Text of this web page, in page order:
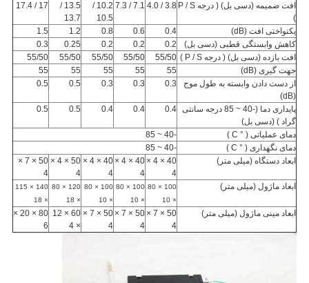
افت ضمیمه (دسی بل) ( درجه P / S
)
3.8 / 4.0
7.1 / 7.3
10.2 /
10.5
13.5 /
13.7
17 / 17.4
یکنواختی افت (dB) 0.4
0.6
0.8
1.2
1.5
کاهش وابستگی قطبی (دسی بل)
0.2
0.2
0.2
0.25
0.3
افت بازده (دسی بل) ( درجه P / S )
55/50
55/50
55/50
55/50
55/50
جهت گیری (dB)
55
55
55
55
55
از دست دادن وابسته به طول موج
(dB)
0.3
0.3
0.3
0.5
0.5
پایداری دما (-40 ~
85 درجه سانتی
گراد ) (دسی بل)
0.4
0.4
0.4
0.5
0.5
دمای عملیاتی ( ° C
)
-40
~
85
دمای نگهداری ( ° C
)
-40
~
85
ابعاد دستگاه (میلی متر)
40 × 4 ×
4
40 × 4 ×
4
40 × 4 ×
4
50 × 4 ×
4
50 × 7 ×
4
ابعاد ماژول (میلی متر)
100 × 80
× 10
100 × 80
× 10
100 × 80
× 10
120 × 80
× 18
140 × 115
× 18
ابعاد مینی ماژول (میلی متر)
50 × 7 ×
4
50 × 7 ×
4
50 × 7 ×
4
60 × 12
× 4
80 × 20 ×
6